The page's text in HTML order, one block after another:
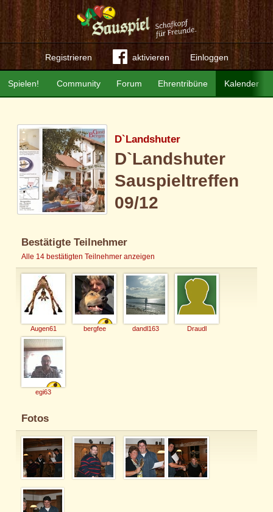
Registrieren aktivieren Einloggen
Community Forum Ehrentribüne Kalender
Spielen!
D`Landshuter
D`Landshuter
Sauspieltreffen
09/12
Bestätigte Teilnehmer
Alle 14 bestätigten Teilnehmer anzeigen
Augen61 bergfee dandl163 Draudl
egi63
Fotos